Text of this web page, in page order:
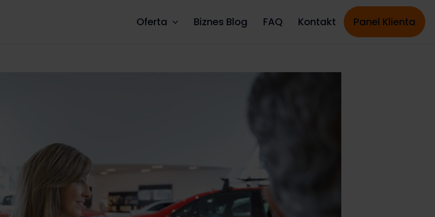
Oferta Biznes Blog FAQ Kontakt Panel Klienta